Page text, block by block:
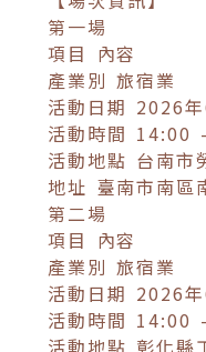
第一場
項目 內容
產業別 旅宿業
活動日期 2026年
活動時間 14:00
活動地點 台南市
地址 臺南市南區
第二場
項目 內容
產業別 旅宿業
活動日期 2026年
活動時間 14:00
活動地點 彰化縣